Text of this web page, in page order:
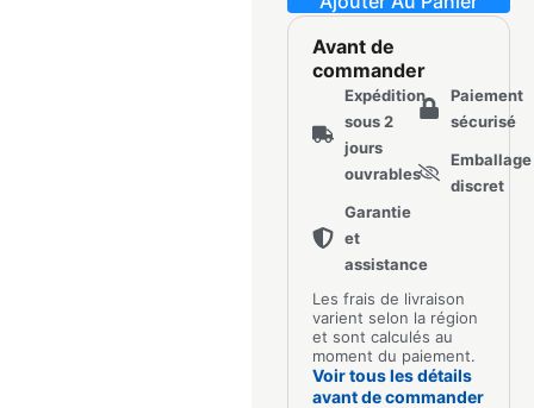
Avant de
commander
Expédition
sous 2
jours
ouvrables
Garantie
et
assistance
Paiement
sécurisé
Emballage
discret
Les frais de livraison
varient selon la région
et sont calculés au
moment du paiement.
Voir tous les détails
avant de commander